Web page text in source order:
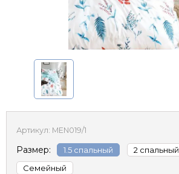
Артикул: MEN019/1
Размер: 1.5 спальный 2 спальный
Семейный